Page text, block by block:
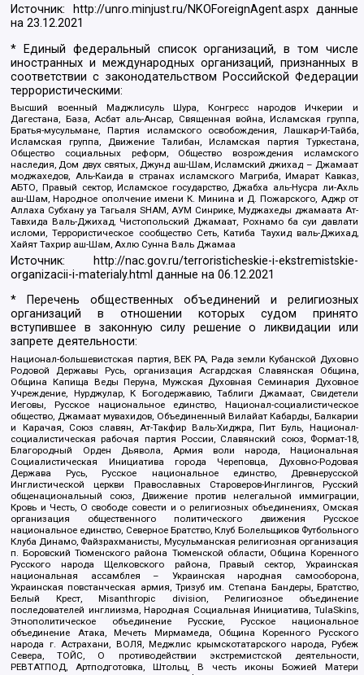
Источник: http://unro.minjust.ru/NKOForeignAgent.aspxданные
на23.12.2021
* Единый федеральный список организаций, в том числе
иностранных и международных организаций, признанных в
соответствии с законодательством Российской Федерации
террористическими:
Высший военный Маджлисуль Шура, Конгресс народов Ичкерии и
Дагестана, База, Асбат аль-Ансар, Священная война, Исламская группа,
Братья-мусульмане, Партия исламского освобождения, Лашкар-И-Тайба,
Исламская группа, Движение Талибан, Исламская партия Туркестана,
Общество социальных реформ, Общество возрождения исламского
наследия, Дом двух святых, Джунд аш-Шам, Исламский джихад – Джамаат
моджахедов, Аль-Каида в странах исламского Магриба, Имарат Кавказ,
АБТО, Правый сектор, Исламское государство, Джабха аль-Нусра ли-Ахль
аш-Шам, Народное ополчение имени К. Минина и Д. Пожарского, Аджр от
Аллаха Субхану уа Тагьаля SHAM, АУМ Синрике, Муджахеды джамаата Ат-
Тавхида Валь-Джихад, Чистопольский Джамаат, Рохнамо ба суи давлати
исломи, Террористическое сообщество Сеть, Катиба Таухид валь-Джихад,
Хайят Тахрир аш-Шам, Ахлю Сунна Валь Джамаа
Источник:
http://nac.gov.ru/terroristicheskie-i-ekstremistskie-
organizacii-i-materialy.html данные на06.12.2021
* Перечень общественных объединений и религиозных
организаций в отношении которых судом принято
вступившее в законную силу решение о ликвидации или
запрете деятельности:
Национал-большевистская партия, ВЕК РА, Рада земли Кубанской Духовно
Родовой Державы Русь, организация Асгардская Славянская Община,
Община Капища Веды Перуна, Мужская Духовная Семинария Духовное
Учреждение, Нурджулар, К Богодержавию, Таблиги Джамаат, Свидетели
Иеговы, Русское национальное единство, Национал-социалистическое
общество, Джамаат мувахидов, Объединенный Вилайат Кабарды, Балкарии
и Карачая, Союз славян, Ат-Такфир Валь-Хиджра, Пит Буль, Национал-
социалистическая рабочая партия России, Славянский союз, Формат-18,
Благородный Орден Дьявола, Армия воли народа, Национальная
Социалистическая Инициатива города Череповца, Духовно-Родовая
Держава Русь, Русское национальное единство, Древнерусской
Инглистической церкви Православных Староверов-Инглингов, Русский
общенациональный союз, Движение против нелегальной иммиграции,
Кровь и Честь, О свободе совести и о религиозных объединениях, Омская
организация общественного политического движения Русское
национальное единство, Северное Братство, Клуб Болельщиков Футбольного
Клуба Динамо, Файзрахманисты, Мусульманская религиозная организация
п. Боровский Тюменского района Тюменской области, Община Коренного
Русского народа Щелковского района, Правый сектор, Украинская
национальная ассамблея – Украинская народная самооборона,
Украинская повстанческая армия, Тризуб им. Степана Бандеры, Братство,
Белый Крест, Misanthropic division, Религиозное объединение
последователей инглиизма, Народная Социальная Инициатива, TulaSkins,
Этнополитическое объединение Русские, Русское национальное
объединение Атака, Мечеть Мирмамеда, Община Коренного Русского
народа г. Астрахани, ВОЛЯ, Меджлис крымскотатарского народа, Рубеж
Севера, ТОЙС, О противодействии экстремистской деятельности,
РЕВТАТПОД, Артподготовка, Штольц, В честь иконы Божией Матери